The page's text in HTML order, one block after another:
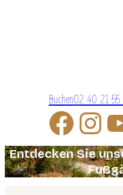
Buchen02 40 21 55
Entdecken Sie